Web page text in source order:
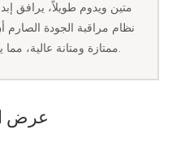
متين ويدوم طويلاً، يرافق
نظام مراقبة الجودة الصارم
ممتازة ومتانة عالية، مما يوفر حماية أكبر لإبداعاتك.
عرض